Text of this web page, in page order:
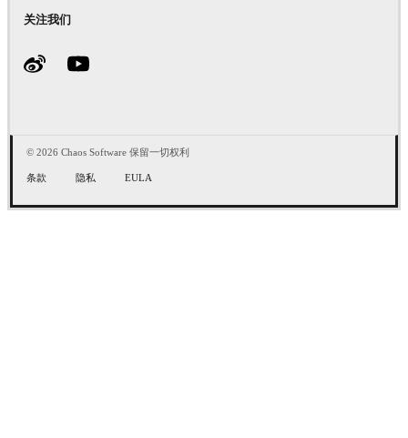
关注我们
© 2026 Chaos Software 保留一切权利
条款 隐私 EULA